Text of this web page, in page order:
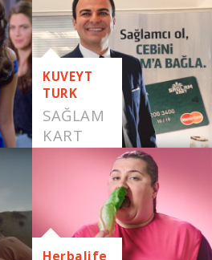
KUVEYT
TURK
SAĞLAM
KART
Herbalife